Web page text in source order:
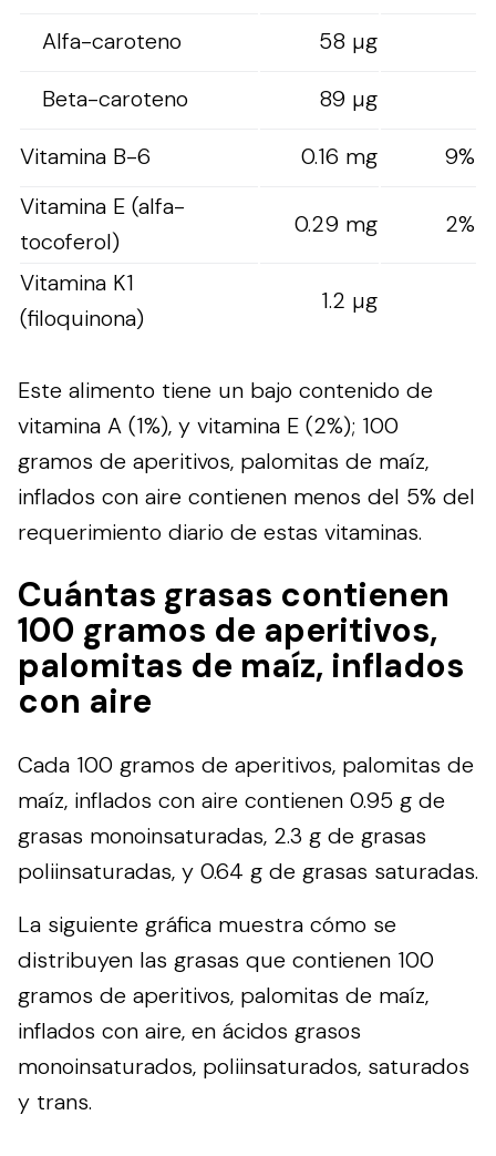
Alfa-caroteno
58 µg
Beta-caroteno
89 µg
Vitamina B-6
0.16 mg
9%
Vitamina E (alfa-
tocoferol)
0.29 mg 2%
Vitamina K1
(filoquinona)
1.2 µg
Este alimento tiene un bajo contenido de
vitamina A (1%), y vitamina E (2%); 100
gramos de aperitivos, palomitas de maíz,
inflados con aire contienen menos del 5% del
requerimiento diario de estas vitaminas.
Cuántas grasas contienen
100 gramos de aperitivos,
palomitas de maíz, inflados
con aire
Cada 100 gramos de aperitivos, palomitas de
maíz, inflados con aire contienen 0.95 g de
grasas monoinsaturadas, 2.3 g de grasas
poliinsaturadas, y 0.64 g de grasas saturadas.
La siguiente gráfica muestra cómo se
distribuyen las grasas que contienen 100
gramos de aperitivos, palomitas de maíz,
inflados con aire, en ácidos grasos
monoinsaturados, poliinsaturados, saturados
y trans.